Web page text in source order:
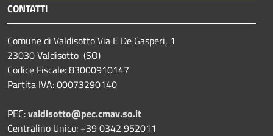
CONTATTI
Comune di Valdisotto Via E De Gasperi, 1
23030 Valdisotto (SO)
Codice Fiscale: 83000910147
Partita IVA: 00073290140
PEC:valdisotto@pec.cmav.so.it
Centralino Unico: +39 0342 952011